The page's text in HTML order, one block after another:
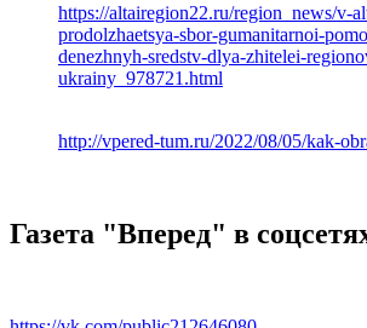
https://altairegion22.ru/region_news/v-
prodolzhaetsya-sbor-gumanitarnoi-
denezhnyh-sredstv-dlya-zhitelei-
ukrainy_978721.html
http://vpered-tum.ru/2022/08/05/kak-
Газета "Вперед" в